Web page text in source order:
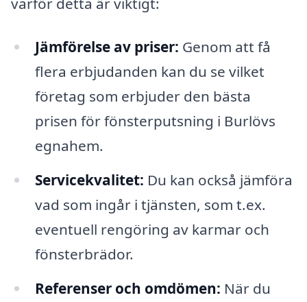
Jämförelse av priser: Genom att få
flera erbjudanden kan du se vilket
företag som erbjuder den bästa
prisen för fönsterputsning i Burlövs
egnahem.
Servicekvalitet: Du kan också jämföra
vad som ingår i tjänsten, som t.ex.
eventuell rengöring av karmar och
fönsterbrädor.
Referenser och omdömen: När du